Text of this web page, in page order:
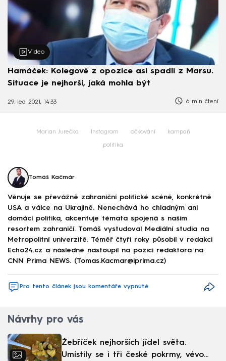
Video
Hamáček: Kolegové z opozice asi spadli z Marsu.
Situace je nejhorší, jaká mohla být
29. led 2021, 14:33 6 min čtení
Marian Jurečka Instagram očkování kampaň
politika
Tomáš Kačmár
Věnuje se převážně zahraniční politické scéně, konkrétně
USA a válce na Ukrajině. Nenechává ho chladným ani
domácí politika, akcentuje témata spojená s naším
resortem zahraničí. Tomáš vystudoval Mediální studia na
Metropolitní univerzitě. Téměř čtyři roky působil v redakci
Echo24.cz a následně nastoupil na pozici redaktora na
CNN Prima NEWS. (Tomas.Kacmar@iprima.cz)
Pro tento článek jsou komentáře vypnuté
Návrhy pro vás
Žebříček nejhorších jídel světa.
Umístily se i tři české pokrmy, vévodí